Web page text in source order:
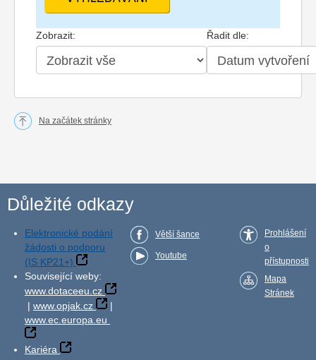
Zobrazit: Řadit dle:
Na začátek stránky
Důležité odkazy
Elektronické podání
žádosti o podporu
(IS KP21+)
Související weby:
www.dotaceeu.cz
| www.opjak.cz
|
www.ec.europa.eu
Kariéra
Větší šance
Youtube
Prohlášení
o
přístupnosti
Mapa
Stránek